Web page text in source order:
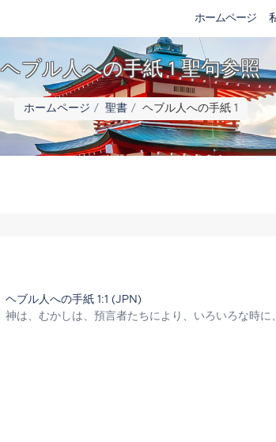
ホームページ
ヘブル人への手紙 1 聖句参照
ホームページ 聖書 ヘブル人への手紙 1
ヘブル人への手紙 1:1 (JPN)
神は、むかしは、預言者たちにより、いろいろな時に